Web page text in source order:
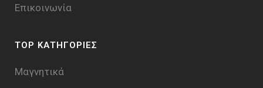
Επικοινωνία
TOP ΚΑΤΗΓΟΡΙΕΣ
Μαγνητικά